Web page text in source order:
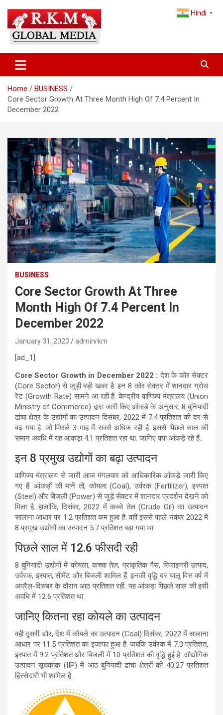
content
Latest Hindi News & Breaking
News – RKM Global Media
and the World
Home
BUSINESS
Core Sector Growth At Three Month High Of 7.4 Percent In
December 2022
BUSINESS
Core Sector Growth At Three
Month High Of 7.4 Percent In
December 2022
January 31, 2023 adminrkm
[ad_1]
Core Sector Growth in December 2022 : देश के कोर सेक्टर
(Core Sector) से जुड़ी बड़ी खबर है. इन 8 कोर सेक्टर में शानदार ग्रोथ
रेट (Growth Rate) सामने आ रही है. केन्द्रीय वाणिज्य मंत्रालय (Union
Ministry of Commerce) द्वारा जारी किए आंकड़े के अनुसार, 8 बुनियादी
ढांचा क्षेत्र के उद्योगों का उत्पादन दिसंबर, 2022 में 7.4 प्रतिशत की दर से
बढ़ गया है. जो पिछले 3 माह में सबसे अधिक रही है. इससे पिछले साल की
समान अवधि में यह आंकड़ा 4.1 प्रतिशत रहा था. जानिए क्या आंकड़े रहे हैं..
इन 8 प्रमुख उद्योगों का बढ़ा उत्पादन
वाणिज्य मंत्रालय से जारी आज मंगलवार को आधिकारिक आंकड़े जारी किए
गए हैं. आंकड़ों की मानें तो, कोयला (Coal), उर्वरक (Fertilizer), इस्पात
(Steel) और बिजली (Power) से जुड़े सेक्टर में शानदार प्रदर्शन देखने को
मिला है. हालांकि, दिसंबर, 2022 में कच्चे तेल (Crude Oil) का उत्पादन
सालाना आधार पर 1.2 प्रतिशत कम हुआ है. वहीं इससे पहले नवंबर 2022 में
8 प्रमुख उद्योगों का उत्पादन 5.7 प्रतिशत बढ़ा गया था.
पिछले साल में 12.6 फीसदी रही
8 बुनियादी उद्योगों में कोयला, कच्चा तेल, प्राकृतिक गैस, रिफाइनरी उत्पाद,
उर्वरक, इस्पात, सीमेंट और बिजली शामिल हैं. इनकी वृद्धि दर चालू वित्त वर्ष में
अप्रैल-दिसंबर के दौरान आठ प्रतिशत रही. यह आंकड़ा पिछले साल की इसी
अवधि में 12.6 प्रतिशत था.
जानिए कितना रहा कोयले का उत्पादन
वही दूसरी ओर, देश में कोयले का उत्पादन (Coal) दिसंबर, 2022 में सालाना
आधार पर 11.5 प्रतिशत का इजाफा हुआ है. जबकि उर्वरक में 7.3 प्रतिशत,
इस्पात में 9.2 प्रतिशत और बिजली में 10 प्रतिशत की वृद्धि हुई है. औद्योगिक
उत्पादन सूचकांक (IIP) में आठ बुनियादी ढांचा क्षेत्रों की 40.27 प्रतिशत
हिस्सेदारी भी शामिल है.
Hindi ▼